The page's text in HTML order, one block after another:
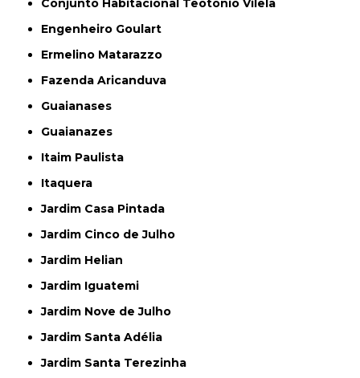
Conjunto Habitacional Teotonio Vilela
Engenheiro Goulart
Ermelino Matarazzo
Fazenda Aricanduva
Guaianases
Guaianazes
Itaim Paulista
Itaquera
Jardim Casa Pintada
Jardim Cinco de Julho
Jardim Helian
Jardim Iguatemi
Jardim Nove de Julho
Jardim Santa Adélia
Jardim Santa Terezinha